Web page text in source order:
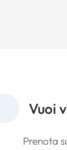
Vuoi
Prenota